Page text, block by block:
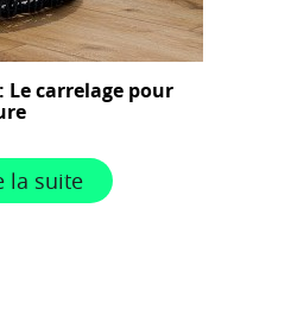
Le carrelage pour
la suite